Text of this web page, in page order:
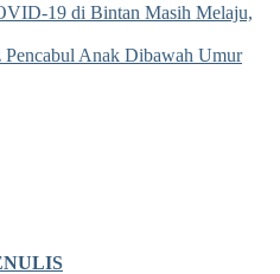
19 di Bintan Masih Melaju,
Pencabul Anak Dibawah Umur